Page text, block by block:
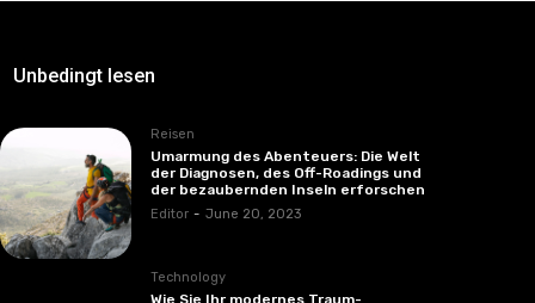
Unbedingt lesen
Reisen
Umarmung des Abenteuers: Die Welt
der Diagnosen, des Off-Roadings und
der bezaubernden Inseln erforschen
Editor - June 20, 2023
Technology
Wie Sie Ihr modernes Traum-